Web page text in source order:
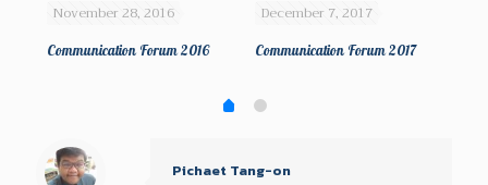
November 28, 2016
Communication Forum 2016
December 7, 2017
Communication Forum 2017
Pichaet Tang-on